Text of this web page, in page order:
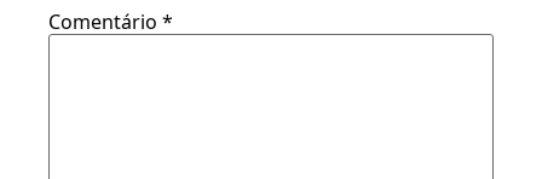
Comentário*